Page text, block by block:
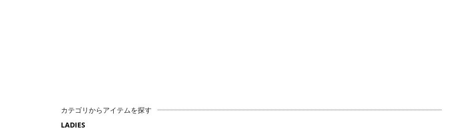
カテゴリからアイテムを探す
LADIES